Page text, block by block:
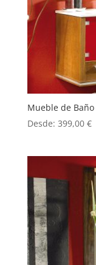
Mueble de Baño
Desde: 399,00 €